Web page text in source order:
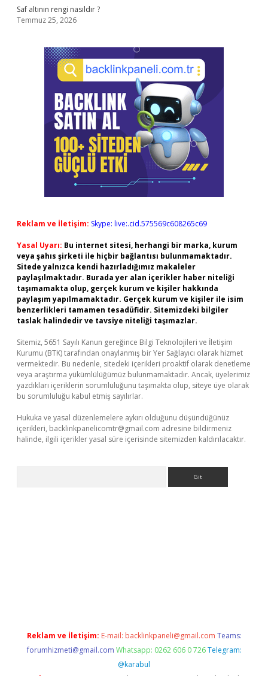
Saf altının rengi nasıldır ?
Temmuz 25, 2026
Reklam ve İletişim: Skype: live:.cid.575569c608265c69
Yasal Uyarı: Bu internet sitesi, herhangi bir marka, kurum
veya şahıs şirketi ile hiçbir bağlantısı bulunmamaktadır.
Sitede yalnızca kendi hazırladığımız makaleler
paylaşılmaktadır. Burada yer alan içerikler haber niteliği
taşımamakta olup, gerçek kurum ve kişiler hakkında
paylaşım yapılmamaktadır. Gerçek kurum ve kişiler ile isim
benzerlikleri tamamen tesadüfidir. Sitemizdeki bilgiler
taslak halindedir ve tavsiye niteliği taşımazlar.
Sitemiz, 5651 Sayılı Kanun gereğince Bilgi Teknolojileri ve İletişim
Kurumu (BTK) tarafından onaylanmış bir Yer Sağlayıcı olarak hizmet
vermektedir. Bu nedenle, sitedeki içerikleri proaktif olarak denetleme
veya araştırma yükümlülüğümüz bulunmamaktadır. Ancak, üyelerimiz
yazdıkları içeriklerin sorumluluğunu taşımakta olup, siteye üye olarak
bu sorumluluğu kabul etmiş sayılırlar.
Hukuka ve yasal düzenlemelere aykırı olduğunu düşündüğünüz
içerikleri, backlinkpanelicomtr@gmail.com adresine bildirmeniz
halinde, ilgili içerikler yasal süre içerisinde sitemizden kaldırılacaktır.
Reklam ve İletişim: E-mail: backlinkpaneli@gmail.com Teams:
forumhizmeti@gmail.com Whatsapp: 0262 606 0 726 Telegram:
@karabul